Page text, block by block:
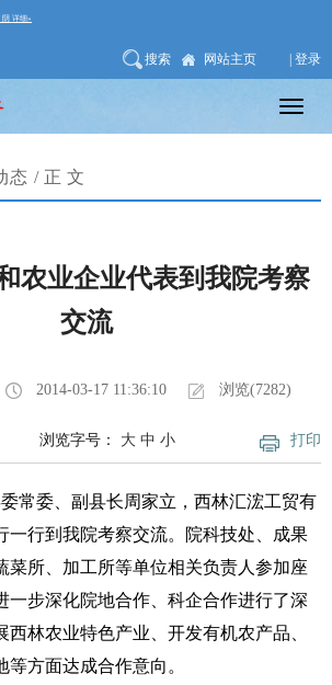
搜索 网站主页 | 登录
态 /正文
农业企业代表到我院考察
交流
2014-03-17 11:36:10
浏览(7282)
打印
浏览字号： 大 中 小
常委、副县长周家立，西林汇浤工贸有
一行到我院考察交流。院科技处、成果
菜所、加工所等单位相关负责人参加座
一步深化院地合作、科企合作进行了深
西林农业特色产业、开发有机农产品、
方面达成合作意向。